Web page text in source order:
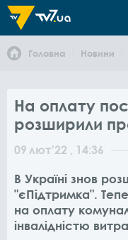
Головна Новини
На оплату
розширили
09 лют'22 , 14:36
В Україні знов
"єПідтримка".
на оплату
інвалідністю